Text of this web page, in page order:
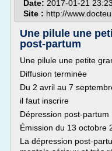
Date: 2017-01-21
Site : http://
Une pilule une
post-partum
Une pilule une petite
Diffusion terminée
Du 2 avril au 7
il faut inscrire
Dépression post-partum
Émission du 13 octobre
La dépression post-